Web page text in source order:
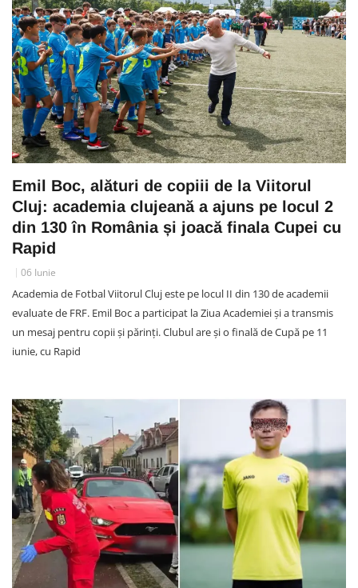
Emil Boc, alături de copiii de la Viitorul
Cluj: academia clujeană a ajuns pe locul 2
din 130 în România și joacă finala Cupei cu
Rapid
06 Iunie
Academia de Fotbal Viitorul Cluj este pe locul II din 130 de academii
evaluate de FRF. Emil Boc a participat la Ziua Academiei și a transmis
un mesaj pentru copii și părinți. Clubul are și o finală de Cupă pe 11
iunie, cu Rapid